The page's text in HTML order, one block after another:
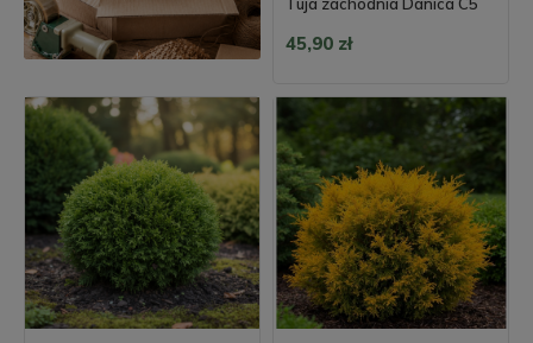
Tuja zachodnia Danica C5
45,90 zł